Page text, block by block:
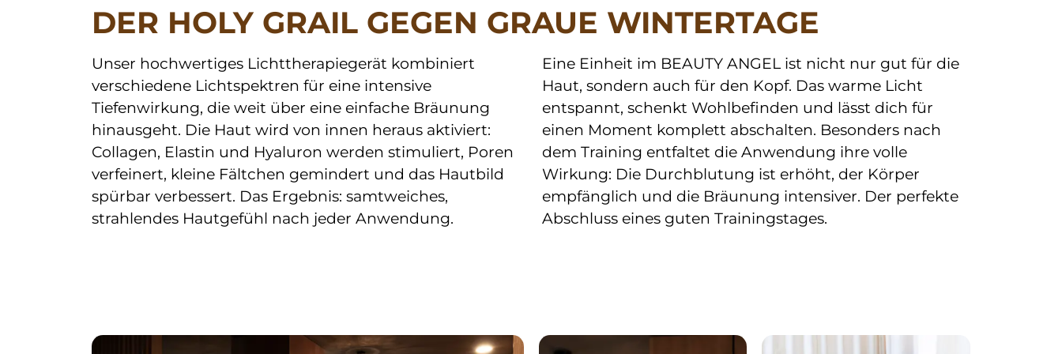
DER HOLY GRAIL GEGEN GRAUE WINTERTAGE
Unser hochwertiges Lichttherapiegerät kombiniert
verschiedene Lichtspektren für eine intensive
Tiefenwirkung, die weit über eine einfache Bräunung
hinausgeht. Die Haut wird von innen heraus aktiviert:
Collagen, Elastin und Hyaluron werden stimuliert, Poren
verfeinert, kleine Fältchen gemindert und das Hautbild
spürbar verbessert. Das Ergebnis: samtweiches,
strahlendes Hautgefühl nach jeder Anwendung.
Eine Einheit im BEAUTY ANGEL ist nicht nur gut für die
Haut, sondern auch für den Kopf. Das warme Licht
entspannt, schenkt Wohlbefinden und lässt dich für
einen Moment komplett abschalten. Besonders nach
dem Training entfaltet die Anwendung ihre volle
Wirkung: Die Durchblutung ist erhöht, der Körper
empfänglich und die Bräunung intensiver. Der perfekte
Abschluss eines guten Trainingstages.